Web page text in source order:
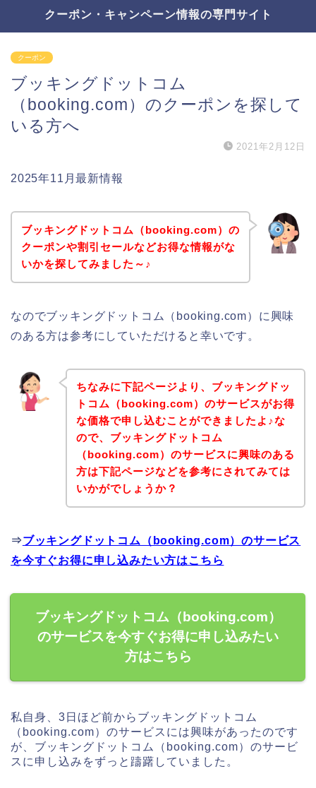
クーポン・キャンペーン情報の専門サイト
クーポン
ブッキングドットコム
（booking.com）のクーポンを探して
いる方へ
2021年2月12日
2025年11月最新情報
ブッキングドットコム（booking.com）の
クーポンや割引セールなどお得な情報がな
いかを探してみました～♪
なのでブッキングドットコム（booking.com）に興味
のある方は参考にしていただけると幸いです。
ちなみに下記ページより、ブッキングドッ
トコム（booking.com）のサービスがお得
な価格で申し込むことができましたよ♪な
ので、ブッキングドットコム
（booking.com）のサービスに興味のある
方は下記ページなどを参考にされてみては
いかがでしょうか？
⇒ブッキングドットコム（booking.com）のサービス
を今すぐお得に申し込みたい方はこちら
ブッキングドットコム（booking.com）
のサービスを今すぐお得に申し込みたい
方はこちら
私自身、3日ほど前からブッキングドットコム
（booking.com）のサービスには興味があったのです
が、ブッキングドットコム（booking.com）のサービ
スに申し込みをずっと躊躇していました。